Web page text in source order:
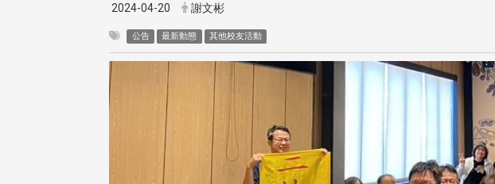
2024-04-20 謝文彬
公告 最新動態 其他校友活動